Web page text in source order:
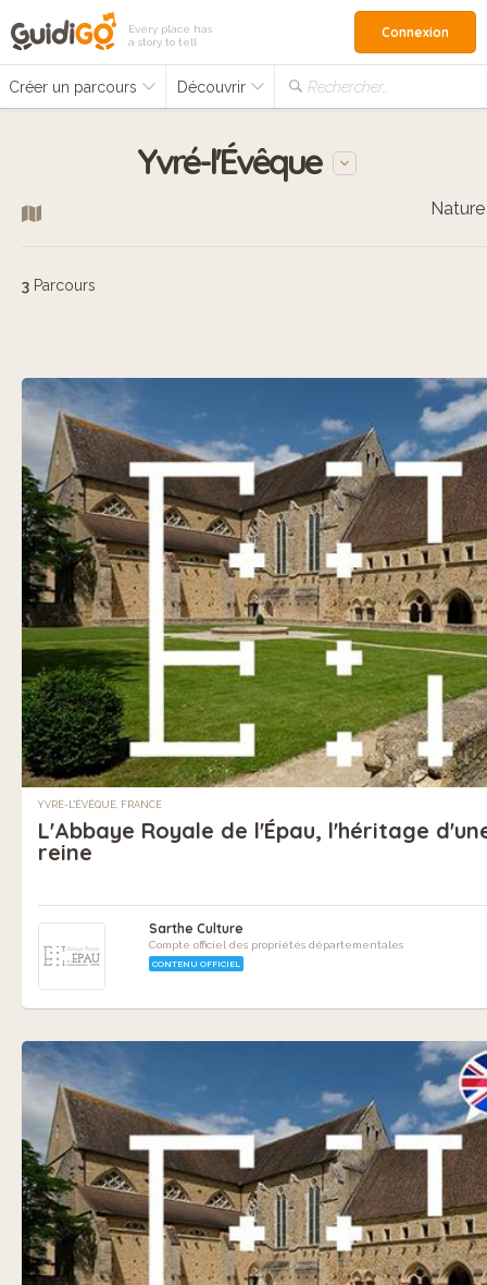
Every place has
a story to tell
Créer un parcours Découvrir Rechercher…
Connexion
Yvré-l'Évêque
Nature
3 Parcours
YVRÉ-L'ÉVÊQUE, FRANCE
L'Abbaye Royale de l'Épau, l'héritage
reine
Sarthe Culture
Compte officiel des propriétés départementales
CONTENU OFFICIEL